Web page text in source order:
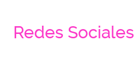
Redes Sociales